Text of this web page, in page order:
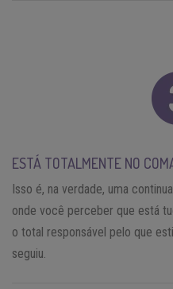
ESTÁ TOTALMENTE NO
Isso é, na verdade, uma
onde você perceber que está
o total responsável pelo que
seguiu.